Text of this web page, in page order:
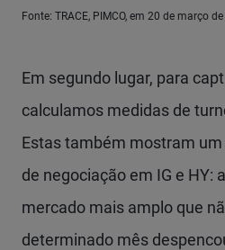
Fonte: TRACE, PIMCO, em 20 de março
Em segundo lugar, para
calculamos medidas de
Estas também mostram
de negociação em IG e HY:
mercado mais amplo que
determinado mês